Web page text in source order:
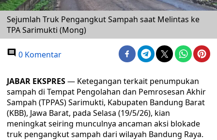
Sejumlah Truk Pengangkut Sampah saat Melintas ke
TPA Sarimukti (Mong)
0 Komentar
JABAR EKSPRES— Ketegangan terkait penumpukan
sampah di Tempat Pengolahan dan Pemrosesan Akhir
Sampah (TPPAS) Sarimukti, Kabupaten Bandung Barat
(KBB), Jawa Barat, pada Selasa (19/5/26), kian
meningkat seiring munculnya ancaman aksi blokade
truk pengangkut sampah dari wilayah Bandung Raya.